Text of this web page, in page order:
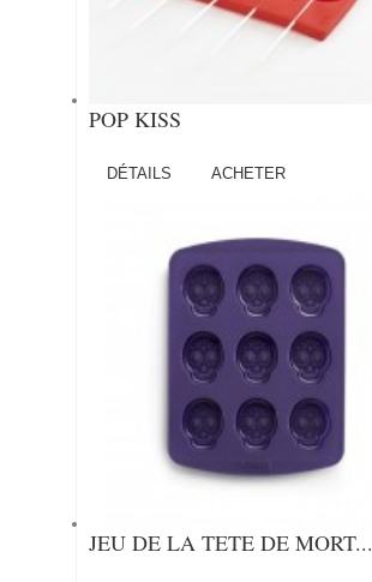
POP KISS
DÉTAILS ACHETER
JEU DE LA TETE DE MORT...